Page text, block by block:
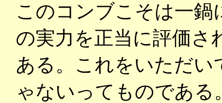
このコンブこそは一
の実力を正当に評価さ
ある。これをいただ
ゃないってものであ